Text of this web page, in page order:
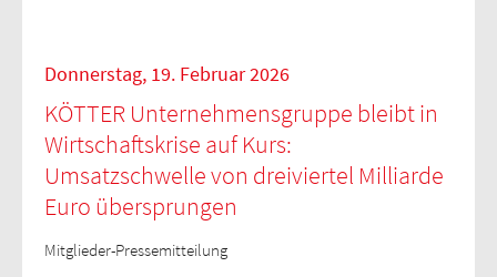
Donnerstag, 19. Februar 2026
KÖTTER Unternehmensgruppe bleibt in
Wirtschaftskrise auf Kurs:
Umsatzschwelle von dreiviertel Milliarde
Euro übersprungen
Mitglieder-Pressemitteilung